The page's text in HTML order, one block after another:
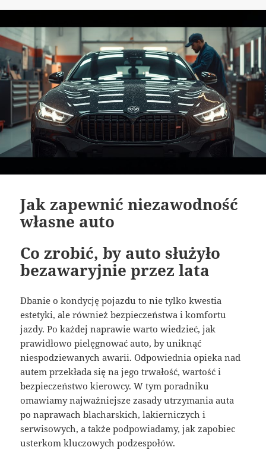
Jak zapewnić niezawodność
własne auto
Co zrobić, by auto służyło
bezawaryjnie przez lata
Dbanie o kondycję pojazdu to nie tylko kwestia
estetyki, ale również bezpieczeństwa i komfortu
jazdy. Po każdej naprawie warto wiedzieć, jak
prawidłowo pielęgnować auto, by uniknąć
niespodziewanych awarii. Odpowiednia opieka nad
autem przekłada się na jego trwałość, wartość i
bezpieczeństwo kierowcy. W tym poradniku
omawiamy najważniejsze zasady utrzymania auta
po naprawach blacharskich, lakierniczych i
serwisowych, a także podpowiadamy, jak zapobiec
usterkom kluczowych podzespołów.